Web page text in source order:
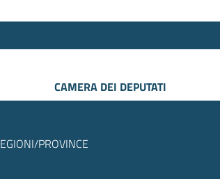
CAMERA DEI DEPUTATI
PROVINCE